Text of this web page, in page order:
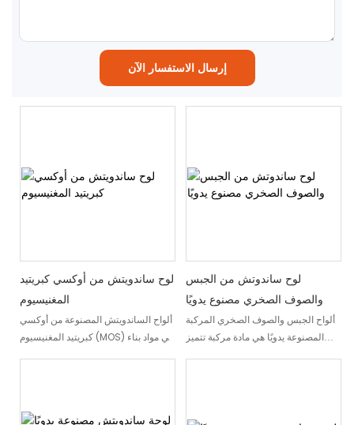
إرسال الاستفسار الآن
لوح ساندويتش من أوكسي كبريتيد
المغنيسيوم
ألواح الساندويتش المصنوعة من أوكسي
كبريتيد المغنيسيوم (MOS) هي مواد بناء
لوح ساندوتش من الجبس
والصوف الصخري مصنوع يدويًا
ألواح الجبس والصوف الصخري المركبة
المصنوعة يدويًا هي مادة مركبة تتميز